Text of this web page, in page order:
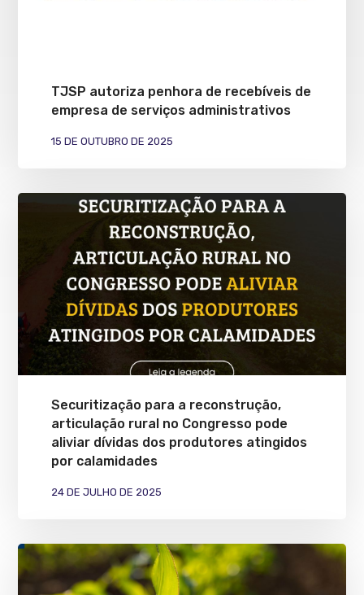
TJSP autoriza penhora de recebíveis de
empresa de serviços administrativos
15 DE OUTUBRO DE 2025
Securitização para a reconstrução,
articulação rural no Congresso pode
aliviar dívidas dos produtores atingidos
por calamidades
24 DE JULHO DE 2025